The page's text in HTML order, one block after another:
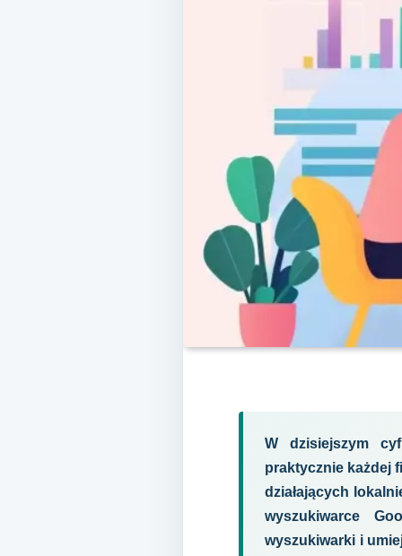
W dzisiejszym
praktycznie każdej
działających
wyszukiwarce
wyszukiwarki i